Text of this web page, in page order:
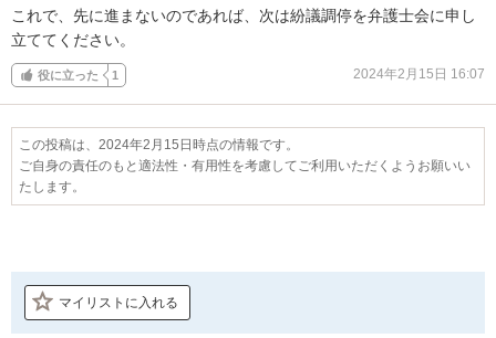
これで、先に進まないのであれば、次は紛議調停を弁護士会に申し
立ててください。
役に立った 1 2024年2月15日 16:07
この投稿は、2024年2月15日時点の情報です。
ご自身の責任のもと適法性・有用性を考慮してご利用いただくようお願いい
たします。
マイリストに入れる